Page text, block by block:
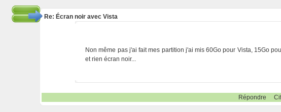
Re: Écran noir avec Vista
Non même pas j'ai fait mes partition j'ai mis 60Go pour Vista, 15Go
et rien écran noir...
Répondre